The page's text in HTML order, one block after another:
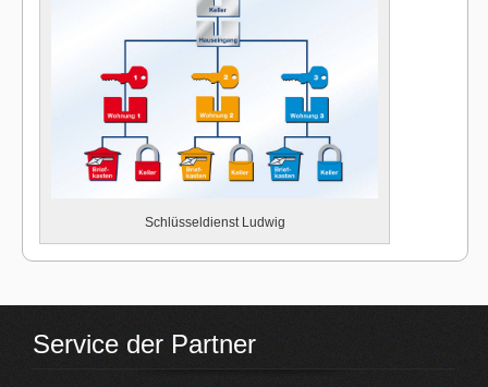
Schlüsseldienst Ludwig
Service der Partner